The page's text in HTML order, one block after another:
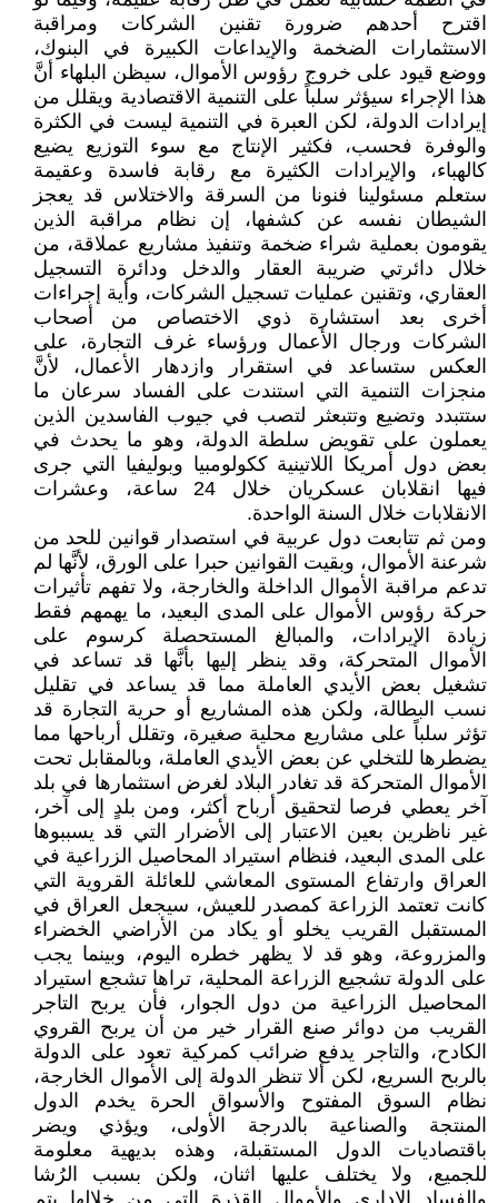
اقترح أحدهم ضرورة تقنين الشركات ومراقبة
الاستثمارات الضخمة والإيداعات الكبيرة في البنوك،
ووضع قيود على خروج رؤوس الأموال، سيظن البلهاء أنَّ
هذا الإجراء سيؤثر سلباً على التنمية الاقتصادية ويقلل من
إيرادات الدولة، لكن العبرة في التنمية ليست في الكثرة
والوفرة فحسب، فكثير الإنتاج مع سوء التوزيع يضيع
كالهباء، والإيرادات الكثيرة مع رقابة فاسدة وعقيمة
ستعلم مسئولينا فنونا من السرقة والاختلاس قد يعجز
الشيطان نفسه عن كشفها، إن نظام مراقبة الذين
يقومون بعملية شراء ضخمة وتنفيذ مشاريع عملاقة، من
خلال دائرتي ضريبة العقار والدخل ودائرة التسجيل
العقاري، وتقنين عمليات تسجيل الشركات، وأية إجراءات
أخرى بعد استشارة ذوي الاختصاص من أصحاب
الشركات ورجال الأعمال ورؤساء غرف التجارة، على
العكس ستساعد في استقرار وازدهار الأعمال، لأنَّ
منجزات التنمية التي استندت على الفساد سرعان ما
ستتبدد وتضيع وتتبعثر لتصب في جيوب الفاسدين الذين
يعملون على تقويض سلطة الدولة، وهو ما يحدث في
بعض دول أمريكا اللاتينية ككولومبيا وبوليفيا التي جرى
فيها انقلابان عسكريان خلال 24 ساعة، وعشرات
الانقلابات خلال السنة الواحدة.
ومن ثم تتابعت دول عربية في استصدار قوانين للحد من
شرعنة الأموال، وبقيت القوانين حبرا على الورق، لأنَّها لم
تدعم مراقبة الأموال الداخلة والخارجة، ولا تفهم تأثيرات
حركة رؤوس الأموال على المدى البعيد، ما يهمهم فقط
زيادة الإيرادات، والمبالغ المستحصلة كرسوم على
الأموال المتحركة، وقد ينظر إليها بأنَّها قد تساعد في
تشغيل بعض الأيدي العاملة مما قد يساعد في تقليل
نسب البطالة، ولكن هذه المشاريع أو حرية التجارة قد
تؤثر سلباً على مشاريع محلية صغيرة، وتقلل أرباحها مما
يضطرها للتخلي عن بعض الأيدي العاملة، وبالمقابل تحت
الأموال المتحركة قد تغادر البلاد لغرض استثمارها في بلد
آخر يعطي فرصا لتحقيق أرباح أكثر، ومن بلدٍ إلى آخر،
غير ناظرين بعين الاعتبار إلى الأضرار التي قد يسببوها
على المدى البعيد، فنظام استيراد المحاصيل الزراعية في
العراق وارتفاع المستوى المعاشي للعائلة القروية التي
كانت تعتمد الزراعة كمصدر للعيش، سيجعل العراق في
المستقبل القريب يخلو أو يكاد من الأراضي الخضراء
والمزروعة، وهو قد لا يظهر خطره اليوم، وبينما يجب
على الدولة تشجيع الزراعة المحلية، تراها تشجع استيراد
المحاصيل الزراعية من دول الجوار، فأن يربح التاجر
القريب من دوائر صنع القرار خير من أن يربح القروي
الكادح، والتاجر يدفع ضرائب كمركية تعود على الدولة
بالربح السريع، لكن ألا تنظر الدولة إلى الأموال الخارجة،
نظام السوق المفتوح والأسواق الحرة يخدم الدول
المنتجة والصناعية بالدرجة الأولى، ويؤذي ويضر
باقتصاديات الدول المستقبلة، وهذه بديهية معلومة
للجميع، ولا يختلف عليها اثنان، ولكن بسبب الرُشا